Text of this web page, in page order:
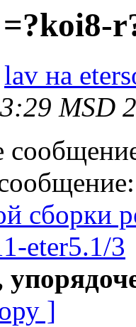
=?koi8-
lav на
MSD
сборки
eter5.1/3
]